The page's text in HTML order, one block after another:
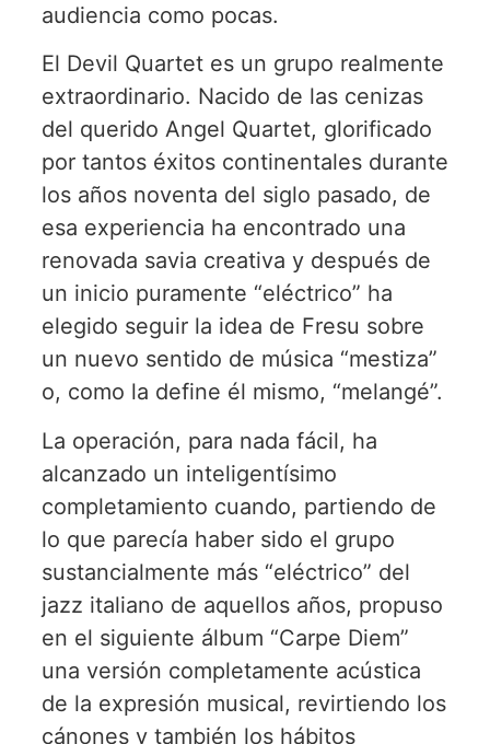
audiencia como pocas.
El Devil Quartet es un grupo realmente
extraordinario. Nacido de las cenizas
del querido Angel Quartet, glorificado
por tantos éxitos continentales durante
los años noventa del siglo pasado, de
esa experiencia ha encontrado una
renovada savia creativa y después de
un inicio puramente “eléctrico” ha
elegido seguir la idea de Fresu sobre
un nuevo sentido de música “mestiza”
o, como la define él mismo, “melangé”.
La operación, para nada fácil, ha
alcanzado un inteligentísimo
completamiento cuando, partiendo de
lo que parecía haber sido el grupo
sustancialmente más “eléctrico” del
jazz italiano de aquellos años, propuso
en el siguiente álbum “Carpe Diem”
una versión completamente acústica
de la expresión musical, revirtiendo los
cánones y también los hábitos